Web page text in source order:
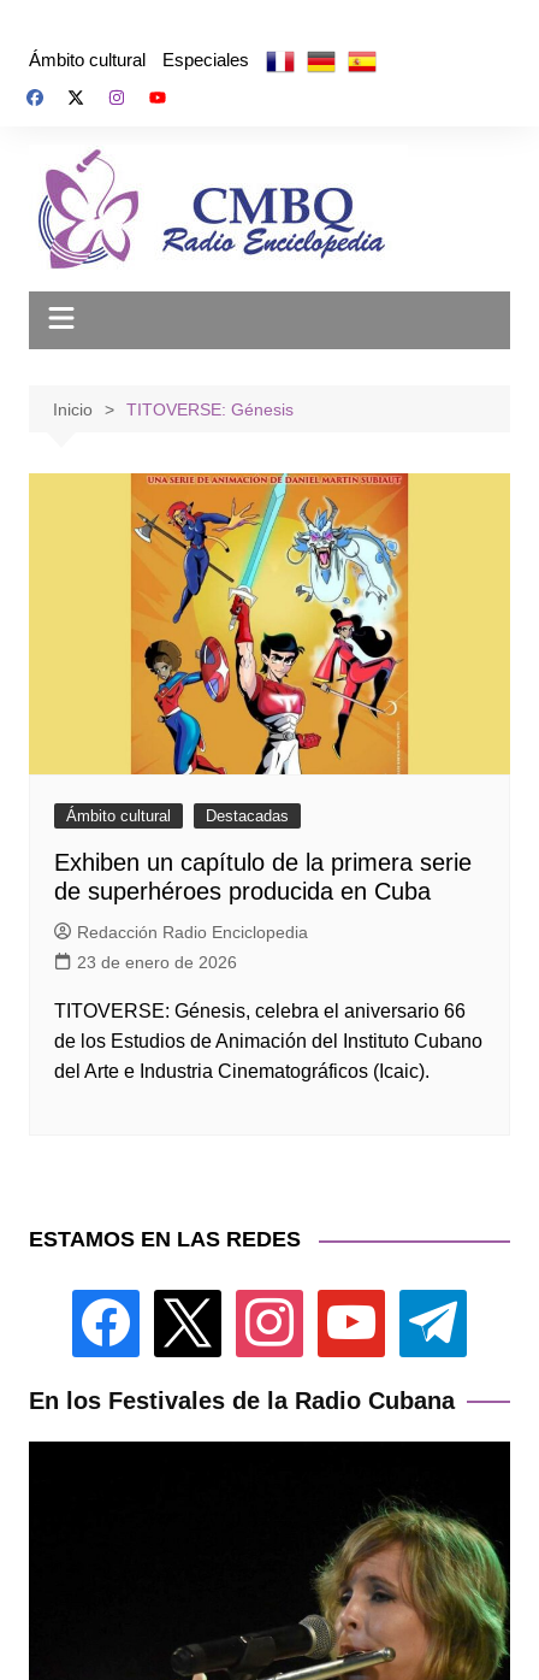
Ámbito cultural Especiales
Inicio TITOVERSE: Génesis
Ámbito cultural Destacadas
Exhiben un capítulo de la primera serie
de superhéroes producida en Cuba
Redacción Radio Enciclopedia
23 de enero de 2026
TITOVERSE: Génesis, celebra el aniversario 66
de los Estudios de Animación del Instituto Cubano
del Arte e Industria Cinematográficos (Icaic).
ESTAMOS EN LAS REDES
facebook instagram youtube telegram
En los Festivales de la Radio Cubana